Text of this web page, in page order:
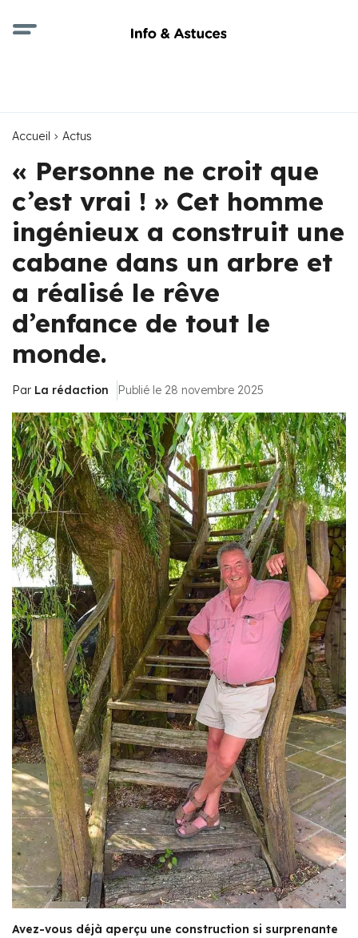
Accueil Actus
« Personne ne croit que
c’est vrai ! » Cet homme
ingénieux a construit une
cabane dans un arbre et
a réalisé le rêve
d’enfance de tout le
monde.
Par La rédaction Publié le 28 novembre 2025
Avez-vous déjà aperçu une construction si surprenante